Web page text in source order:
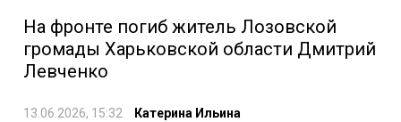
На фронте погиб житель Лозовской
громады Харьковской области Дмитрий
Левченко
13.06.2026, 15:32 Катерина Ильина